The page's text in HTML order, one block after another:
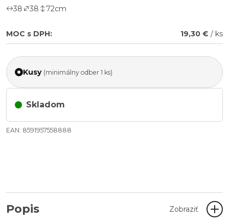
38 38 72cm
MOC s DPH: 19,30 € / ks
Kusy (minimálny odber 1 ks)
Skladom
EAN: 8591957558888
Popis Zobraziť